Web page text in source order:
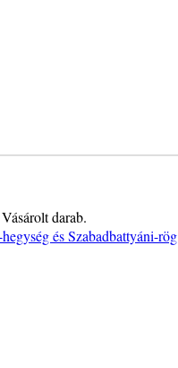
darab.
és Szabadbattyáni-rög